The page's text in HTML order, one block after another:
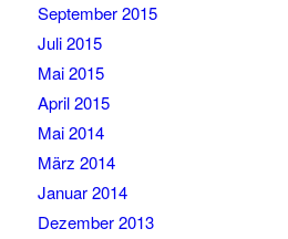
September 2015
Juli 2015
Mai 2015
April 2015
Mai 2014
März 2014
Januar 2014
Dezember 2013